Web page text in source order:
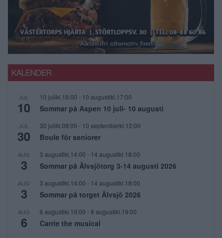
KALENDER
JUL
10
10 julikl.16:00 - 10 augustikl.17:00
Sommar på Aspen 10 juli- 10 augusti
JUL
30
30 julikl.08:00 - 10 septemberkl.12:00
Boule för seniorer
AUG
3
3 augustikl.14:00 - 14 augustikl.18:00
Sommar på Älvsjötorg 3-14 augusti 2026
AUG
3
3 augustikl.14:00 - 14 augustikl.18:00
Sommar på torget Älvsjö 2026
AUG
6
6 augustikl.19:00 - 8 augustikl.19:00
Carrie the musical